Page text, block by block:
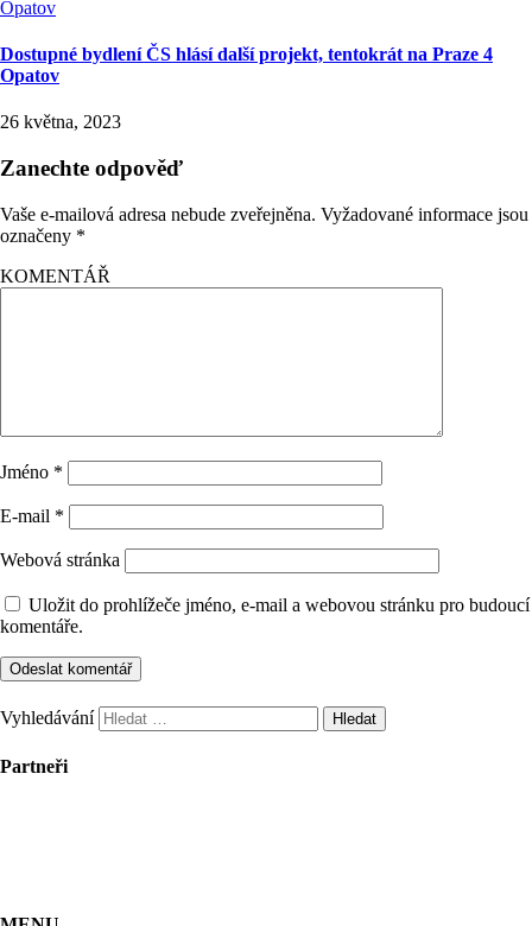
Dostupné bydlení ČS hlásí další projekt, tentokrát na Praze 4
Opatov
26 května, 2023
Zanechte odpověď
Vaše e-mailová adresa nebude zveřejněna. Vyžadované informace jsou
označeny *
KOMENTÁŘ
Jméno *
E-mail *
Webová stránka
Uložit do prohlížeče jméno, e-mail a webovou stránku pro budoucí
komentáře.
Vyhledávání
Partneři